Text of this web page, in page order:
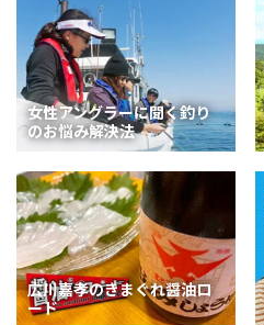
女性アングラーに聞く釣り
のお悩み解決法
広川嘉孝のきまぐれ醤油ロ
ード